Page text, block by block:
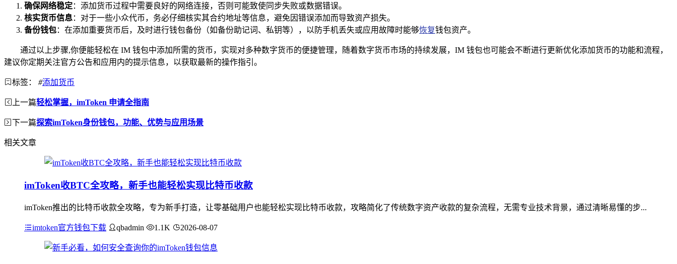
确保网络稳定：添加货币过程中需要良好的网络连接，否则可能致使同步失败或数据错误。
核实货币信息：对于一些小众代币，务必仔细核实其合约地址等信息，避免因错误添加而导致资产损失。
备份钱包：在添加重要货币后，及时进行钱包备份（如备份助记词、私钥等），以防手机丢失或应用故障时能够恢复钱包资产。
通过以上步骤,你便能轻松在 IM 钱包中添加所需的货币，实现对多种数字货币的便捷管理，随着数字货币市场的持续发展，IM 钱包也可能会不断进行更新优化添加货币的功能和流程，
建议你定期关注官方公告和应用内的提示信息，以获取最新的操作指引。
标签： #添加货币
上一篇轻松掌握，imToken 申请全指南
下一篇探索imToken身份钱包，功能、优势与应用场景
相关文章
imToken收BTC全攻略，新手也能轻松实现比特币收款
imToken推出的比特币收款全攻略，专为新手打造，让零基础用户也能轻松实现比特币收款，攻略简化了传统数字资产收款的复杂流程，无需专业技术背景，通过清晰易懂的步...
imtoken官方钱包下载 qbadmin 1.1K 2026-08-07